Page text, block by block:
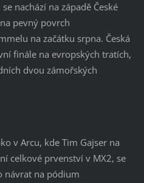
nachází na západě České
pevný povrch
na začátku srpna. Česká
finále na evropských tratích,
dvou zámořských
v Arcu, kde Tim Gajser na
celkové prvenství v MX2, se
návrat na pódium